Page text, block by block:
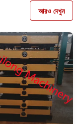
আরও দেখুন